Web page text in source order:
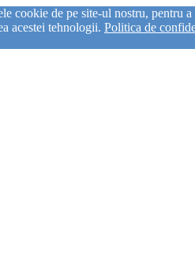
de pe site-ul nostru, pentru
acestei tehnologii. Politica de